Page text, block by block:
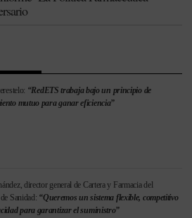
“RedETS trabaja bajo un principio de
mutuo para ganar eficiencia”
director general de Cartera y Farmacia del
Sanidad: “Queremos un sistema flexible, competitivo
para garantizar el suministro”